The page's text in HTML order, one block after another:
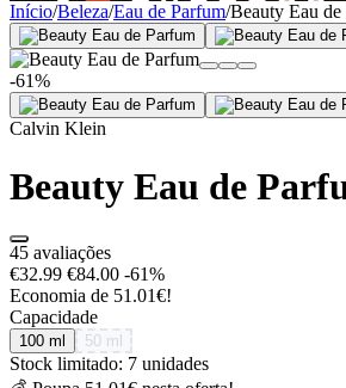
SINCE 2005
+de 36.000 reviews
Início/Beleza/Eau de Parfum/Beauty Eau de
-61%
Calvin Klein
Beauty Eau de
45 avaliações
€32.99 €84.00 -61%
Economia de 51.01€!
Capacidade
100 ml 50 ml
Stock limitado: 7 unidades